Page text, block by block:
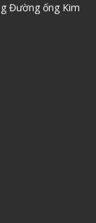
Đường ống Kim